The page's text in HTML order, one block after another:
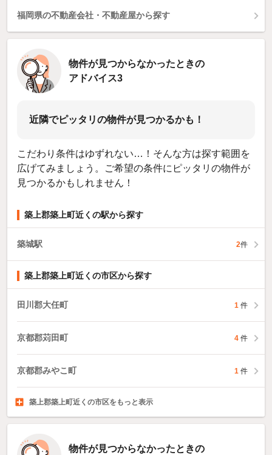
福岡県の不動産会社・不動産屋から探す
物件が見つからなかったときの
アドバイス3
近隣でピッタリの物件が見つかるかも！
こだわり条件はゆずれない…！そんな方は探す範囲を
広げてみましょう。ご希望の条件にピッタリの物件が
見つかるかもしれません！
築上郡築上町近くの駅から探す
築城駅 2件
築上郡築上町近くの市区から探す
田川郡大任町 1 件
京都郡苅田町 4 件
京都郡みやこ町 1 件
北九州市門司区21 件
北九州市若松区13 件
北九州市戸畑区7件
築上郡築上町近くの市区をもっと表示
物件が見つからなかったときの